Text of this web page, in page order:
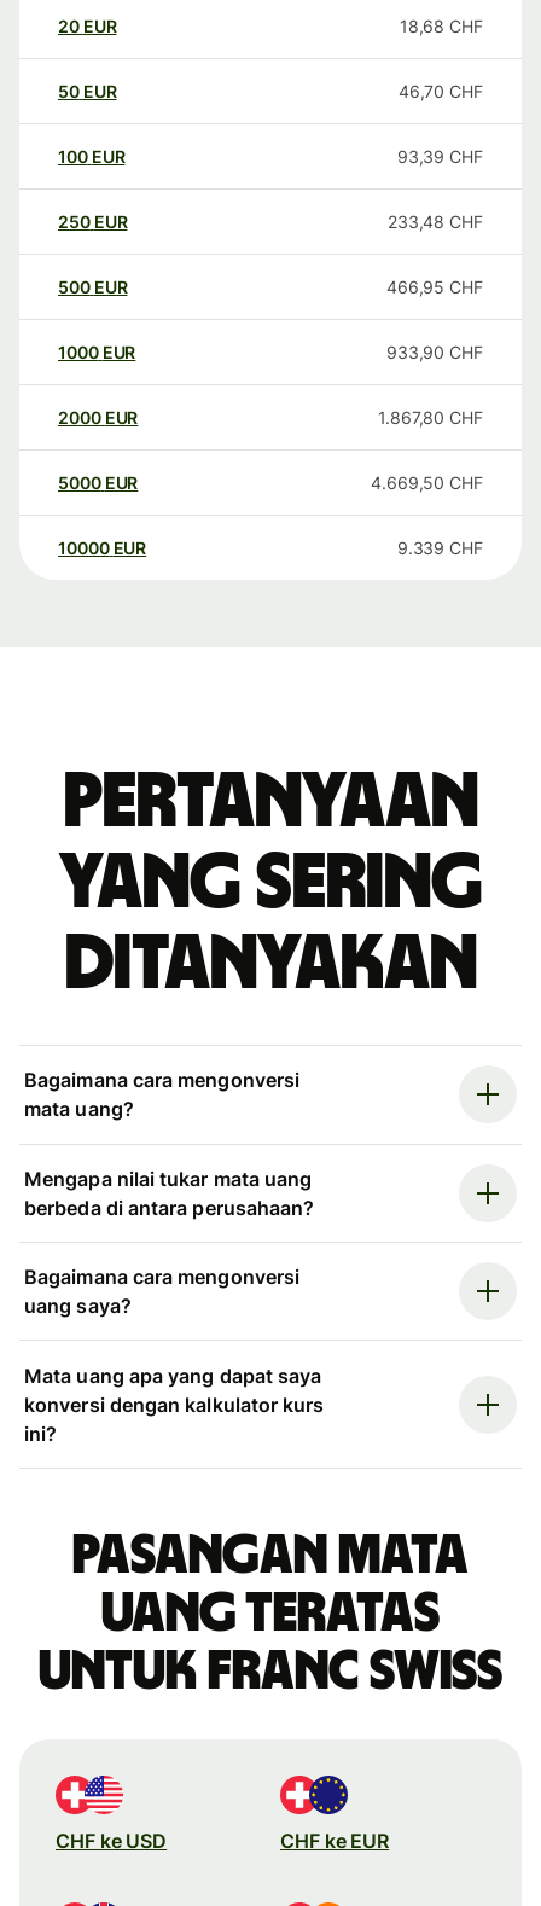
20 EUR 18,68 CHF
50 EUR 46,70 CHF
100 EUR 93,39 CHF
250 EUR 233,48 CHF
500 EUR 466,95 CHF
1000 EUR 933,90 CHF
2000 EUR 1.867,80 CHF
5000 EUR 4.669,50 CHF
10000 EUR 9.339 CHF
Pertanyaan
yang sering
ditanyakan
Bagaimana cara mengonversi
mata uang?
Mengapa nilai tukar mata uang
berbeda di antara perusahaan?
Bagaimana cara mengonversi
uang saya?
Mata uang apa yang dapat saya
konversi dengan kalkulator kurs
ini?
Pasangan mata
uang teratas
untuk franc Swiss
CHF ke USD CHF ke EUR